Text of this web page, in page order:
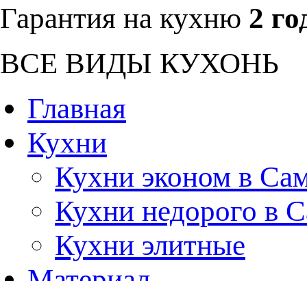
Гарантия на кухню 2
ВСЕ ВИДЫ КУХОНЬ
Главная
Кухни
Кухни эконом в
Кухни недорого в
Кухни элитные